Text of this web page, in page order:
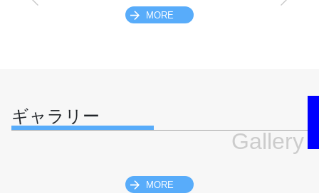
スクロールできます
MORE
ギャラリー
Gallery
MORE